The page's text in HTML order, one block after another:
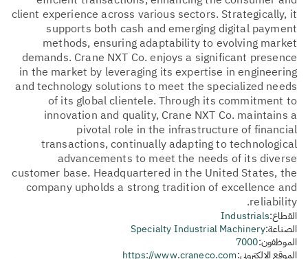
client experience across various sectors. Strategically, it
supports both cash and emerging digital payment
methods, ensuring adaptability to evolving market
demands. Crane NXT Co. enjoys a significant presence
in the market by leveraging its expertise in engineering
and technology solutions to meet the specialized needs
of its global clientele. Through its commitment to
innovation and quality, Crane NXT Co. maintains a
pivotal role in the infrastructure of financial
transactions, continually adapting to technological
advancements to meet the needs of its diverse
customer base. Headquartered in the United States, the
company upholds a strong tradition of excellence and
reliability.
القطاع:Industrials
الصناعة:Specialty Industrial Machinery
الموظفون:7000
الموقع الإلكتروني:https://www.craneco.com